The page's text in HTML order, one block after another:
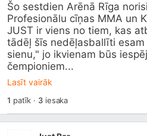
Šo sestdien Arēnā Rīga
Profesionālu cīņas MMA un
JUST ir viens no tiem, kas
tādēļ šīs nedēļasballīti esam
sienu," jo ikvienam būs
čempioniem...
Lasīt vairāk
1 patīk · 3iesaka